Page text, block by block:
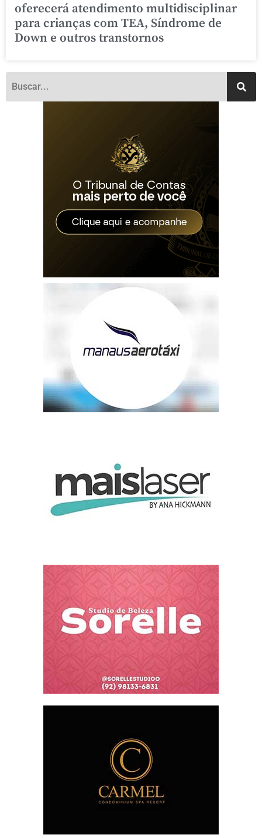
oferecerá atendimento multidisciplinar
para crianças com TEA, Síndrome de
Down e outros transtornos